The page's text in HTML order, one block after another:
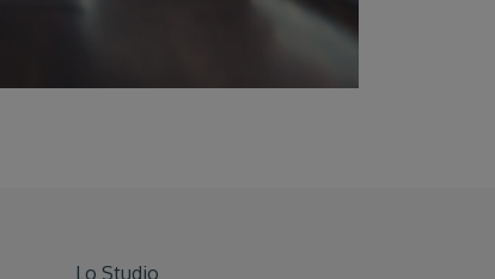
Lo Studio